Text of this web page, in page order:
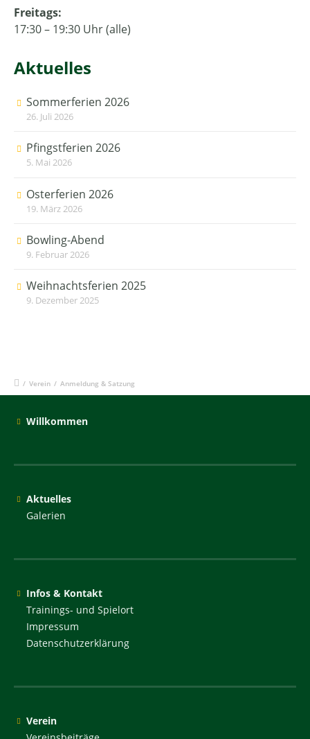
Freitags:
17:30 – 19:30 Uhr (alle)
Aktuelles
Sommerferien 2026
26. Juli 2026
Pfingstferien 2026
5. Mai 2026
Osterferien 2026
19. März 2026
Bowling-Abend
9. Februar 2026
Weihnachtsferien 2025
9. Dezember 2025
/ Verein / Anmeldung & Satzung
Willkommen
Aktuelles
Galerien
Infos & Kontakt
Trainings- und Spielort
Impressum
Datenschutzerklärung
Verein